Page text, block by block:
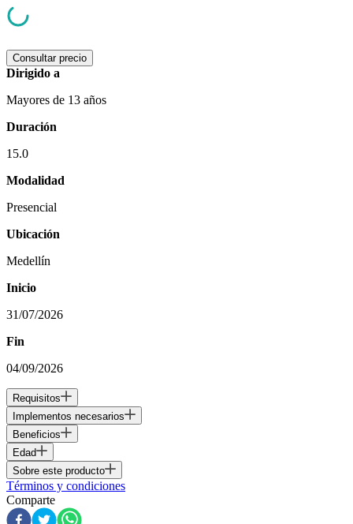
Consultar precio
Dirigido a
Mayores de 13 años
Duración
15.0
Modalidad
Presencial
Ubicación
Medellín
Inicio
31/07/2026
Fin
04/09/2026
Requisitos
Implementos necesarios
Beneficios
Edad
Sobre este producto
Términos y condiciones
Comparte